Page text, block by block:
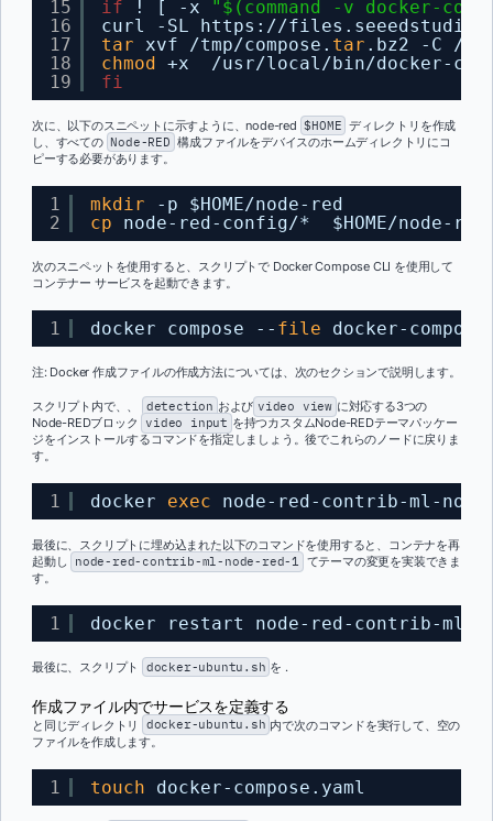
15
16
17
18
19
if ! [ -x
"$(command -v docker-
curl -SL https: //files
tar
xvf /tmp/compose . tar .bz2 -C /
chmod +x /usr/local/bin/docker-
fi
次に、以下のスニペットに示すように、node-red $HOME ディレクトリを作成
し、すべての Node-RED 構成ファイルをデバイスのホームディレクトリにコ
ピーする必要があります。
1
2
mkdir -p $HOME/node-red
cp
node-red-config/*  $HOME/node-red
次のスニペットを使用すると、スクリプトで Docker Compose CLI を使用して
コンテナー サービスを起動できます。
1 docker compose -- file docker-
注: Docker 作成ファイルの作成方法については、次のセクションで説明します。
スクリプト内で、、 detection および video view に対応する3つの
Node-REDブロック video input を持つカスタムNode-REDテーマパッケー
ジをインストールするコマンドを指定しましょう。後でこれらのノードに戻りま
す。
1 docker exec node-red-contrib-ml-
最後に、スクリプトに埋め込まれた以下のコマンドを使用すると、コンテナを再
起動し
node-red-contrib-ml-node-red-1 てテーマの変更を実装できま
す。
1 docker restart node-red-contrib-ml-
最後に、スクリプト docker-ubuntu.sh を .
作成ファイル内でサービスを定義する
と同じディレクトリ docker-ubuntu.sh 内で次のコマンドを実行して、空の
ファイルを作成します。
1 touch docker-compose.yaml